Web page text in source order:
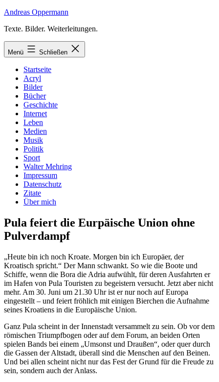
Zum
springen
Andreas Oppermann
Texte. Bilder. Weiterleitungen.
Menü Schließen
Startseite
Acryl
Bilder
Bücher
Geschichte
Internet
Leben
Medien
Musik
Politik
Sport
Walter Mehring
Impressum
Datenschutz
Zitate
Über mich
Pula feiert die Eurpäische Union ohne
Pulverdampf
„Heute bin ich noch Kroate. Morgen bin ich Europäer, der
Kroatisch spricht.“ Der Mann schwankt. So wie die Boote und
Schiffe, wenn die Bora die Adria aufwühlt, für deren Ausfahrten er
im Hafen von Pula Touristen zu begeistern versucht. Jetzt aber nicht
mehr. Am 30. Juni um 21.30 Uhr ist er nur noch auf Europa
eingestellt – und feiert fröhlich mit einigen Bierchen die Aufnahme
seines Kroatiens in die Europäische Union.
Ganz Pula scheint in der Innenstadt versammelt zu sein. Ob vor dem
römischen Triumpfbogen oder auf dem Forum, an beiden Orten
spielen Bands bei einem „Umsonst und Draußen“, oder quer durch
die Gassen der Altstadt, überall sind die Menschen auf den Beinen.
Und bei allen scheint nicht nur das Fest der Grund für die Freude zu
sein, sondern auch der Anlass.